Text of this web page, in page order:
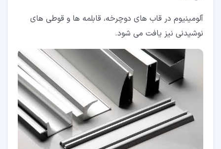
آلومینیوم در قاب های دوچرخه، قابلمه ها و قوطی های
نوشیدنی نیز یافت می شود.